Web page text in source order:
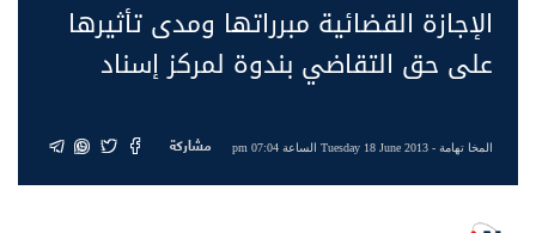
الإجازة القضائية مبرراتها ومدى تأثيرها
على حق التقاضي بندوة لمركز إسناد
المخا تهامة- Tuesday 18 June 2013 الساعة 07:04 pm مشاركة